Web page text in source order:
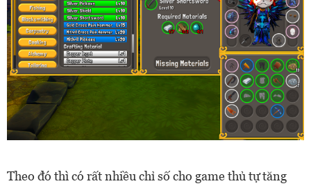
Theo đó thì có rất nhiều chỉ số cho game thủ tự tăng